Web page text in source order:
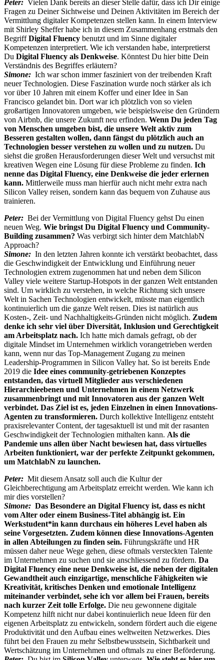
Peter: Vielen Dank bereits an dieser Stelle dafür, dass ich Dir einige
Fragen zu Deiner Sichtweise und Deinen Aktivitäten im Bereich der
Vermittlung digitaler Kompetenzen stellen kann. In einem Interview
mit Shirley Sheffer habe ich in diesem Zusammenhang erstmals den
BegriffDigital Fluency benutzt und im Sinne digitaler
Kompetenzen interpretiert. Wie ich verstanden habe, interpretierst
Du Digital Fluency als Denkweise. Könntest Du hier bitte Dein
Verständnis des Begriffes erläutern?
Simone: Ich war schon immer fasziniert von der treibenden Kraft
neuer Technologien. Diese Faszination wurde noch stärker als ich
vor über 10 Jahren mit einem Koffer und einer Idee in San
Francisco gelandet bin. Dort war ich plötzlich von so vielen
großartigen Innovatoren umgeben, wie beispielsweise den Gründern
von Airbnb, die unsere Zukunft neu erfinden. Wenn Du jeden Tag
von Menschen umgeben bist, die unsere Welt aktiv zum
Besseren gestalten wollen, dann fängst du plötzlich auch an
Technologien besser verstehen zu wollen und zu nutzen. Du
siehst die großen Herausforderungen dieser Welt und versuchst mit
kreativen Wegen eine Lösung für diese Probleme zu finden. Ich
nenne das Digital Fluency, eine Denkweise die jeder erlernen
kann. Mittlerweile muss man hierfür auch nicht mehr extra nach
Silicon Valley reisen, sondern kann das bequem von Zuhause aus
trainieren.
Peter: Bei der Vermittlung von Digital Fluency gehst Du einen
neuen Weg. Wie bringst Du Digital Fluency und Community-
Building zusammen? Was verbirgt sich hinter dem MatchlabN
Approach?
Simone: In den letzten Jahren konnte ich verstärkt beobachtet, dass
die Geschwindigkeit der Entwicklung und Einführung neuer
Technologien extrem zugenommen hat und neben dem Silicon
Valley viele weitere Startup-Hotspots in der ganzen Welt entstanden
sind. Um wirklich zu verstehen, in welche Richtung sich unsere
Welt in Sachen Technologien entwickelt, müsste man eigentlich
kontinuierlich um die ganze Welt reisen. Dies ist natürlich aus
Kosten-, Zeit- und Nachhaltigkeits-Gründen nicht möglich. Zudem
denke ich sehr viel über Diversität, Inklusion und Gerechtigkeit
am Arbeitsplatz nach. Ich hatte mich damals gefragt, ob der
digitale Mindset im Unternehmen wirklich vorangetrieben werden
kann, wenn nur das Top-Management Zugang zu meinen
Leadership-Programmen in Silicon Valley hat. So ist bereits Ende
2019 die Idee eines community-getriebenen Konzeptes
entstanden, das virtuell Mitglieder aus verschiedenen
Hierarchieebenen und Unternehmen in einem Netzwerk
zusammenbringt und mit Innovatoren aus der ganzen Welt
verbindet. Das Ziel ist es, jeden Einzelnen in einen Innovations-
Agenten zu transformieren. Durch kollektive Intelligenz entsteht
praxisrelevanter Content, der tagesaktuell ist und mit der rasanten
Geschwindigkeit der Technologien mithalten kann. Als die
Pandemie uns allen über Nacht bewiesen hat, dass virtuelles
Arbeiten funktioniert, war der perfekte Zeitpunkt gekommen,
um MatchlabN zu launchen.
Peter: Mit diesem Ansatz soll auch die Kultur der
Gleichberechtigung am Arbeitsplatz erreicht werden. Wie kann ich
mir dies vorstellen?
Simone: Das Besondere an Digital Fluency ist, dass es nicht
vom Alter oder einem Business-Titel abhängig ist. Ein
Werkstudent*in kann durchaus ein höheres Level haben als
seine Vorgesetzten. Zudem können diese Innovations-Agenten
in allen Abteilungen zu finden sein. Führungskräfte und HR
müssen daher neue Wege gehen, diese oftmals versteckten Talente
im Unternehmen zu suchen und sie anschliessend zu fördern. Da
Digital Fluency eine neue Denkweise ist, die neben der digitalen
Gewandtheit auch einzigartige, menschliche Fähigkeiten wie
Kreativität, kritisches Denken und emotionale Intelligenz
miteinander verbindet, sehe ich vor allem bei Frauen, bereits
nach kurzer Zeit tolle Erfolge. Die neu gewonnene digitale
Kompetenz hilft nicht nur dabei kontinuierlich neue Ideen für den
eigenen Arbeitsplatz zu entwickeln, sondern fördert auch die eigene
Produktivität und den Aufbau eines weltweiten Netzwerkes. Dies
führt bei den Frauen zu mehr Selbstbewusstsein, Sichtbarkeit und
Wertschätzung im Unternehmen und oftmals zu einer Beförderung.